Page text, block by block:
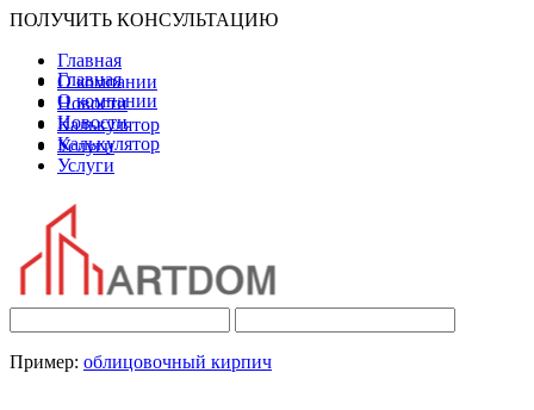
ПОЛУЧИТЬ КОНСУЛЬТАЦИЮ
Главная
О компании
Новости
Калькулятор
Услуги
Главная
О компании
Новости
Калькулятор
Услуги
Пример: облицовочный кирпич